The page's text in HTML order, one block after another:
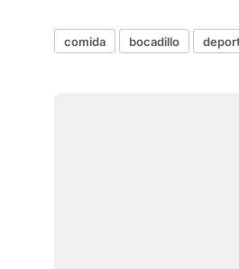
comida bocadillo